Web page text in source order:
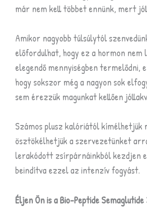
már nem kell többet ennünk, mert
Amikor nagyobb túlsúlytól
előfordulhat, hogy ez a hormon nem
elegendő mennyiségben termelődni,
hogy sokszor még a nagyon sok
sem érezzük magunkat kellően
Számos plusz kalóriától kímélhetjük
ösztökélhetjük a szervezetünket
lerakódott zsírpárnáinkból kezdjen
beindítva ezzel az intenzív fogyást.
Éljen Ön is aBio-Peptide